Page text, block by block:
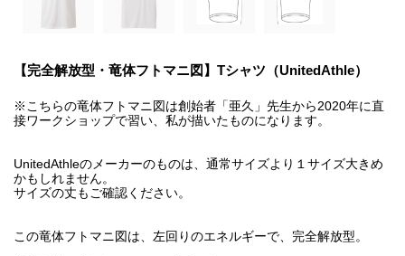
【完全解放型・竜体フトマニ図】Tシャツ（UnitedAthle）
※こちらの竜体フトマニ図は創始者「亜久」先生から2020年に直
接ワークショップで習い、私が描いたものになります。
UnitedAthleのメーカーのものは、通常サイズより１サイズ大きめ
かもしれません。
サイズの丈もご確認ください。
この竜体フトマニ図は、左回りのエネルギーで、完全解放型。